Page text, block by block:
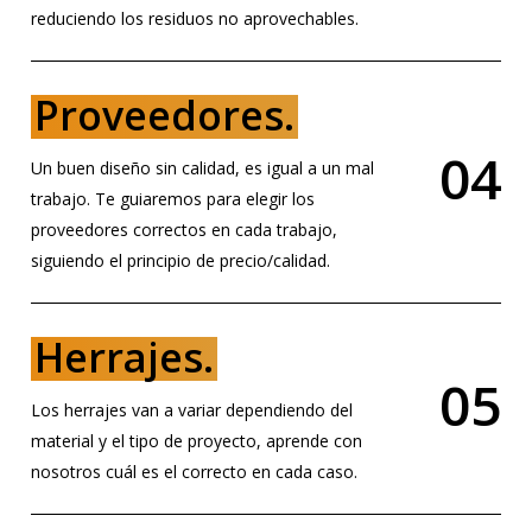
reduciendo los residuos no aprovechables.
Proveedores.
Un buen diseño sin calidad, es igual a un mal
trabajo. Te guiaremos para elegir los
proveedores correctos en cada trabajo,
siguiendo el principio de precio/calidad.
04
Herrajes.
Los herrajes van a variar dependiendo del
material y el tipo de proyecto, aprende con
nosotros cuál es el correcto en cada caso.
05